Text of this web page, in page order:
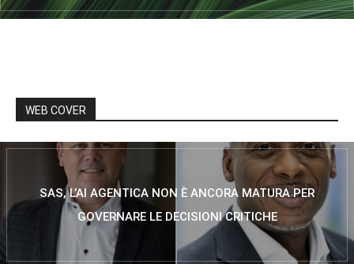
WEB COVER
SAS, L’AI AGENTICA NON È ANCORA MATURA PER
GOVERNARE LE DECISIONI CRITICHE